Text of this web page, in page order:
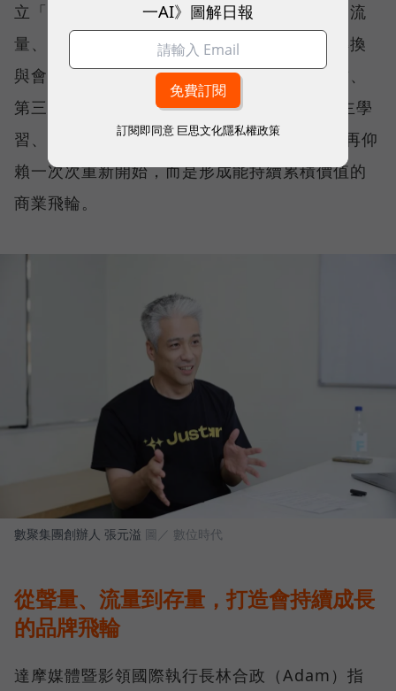
立「數聚集團」，並提出全台首創的「聲量、流
量、存量」行銷飛輪，串聯品牌曝光、流量轉換
與會員經營三大階段。並整合第一方、第二方、
第三方數據與生成式 AI，協助企業打造能自主學
習、持續優化的 AI 成長引擎，讓品牌成長不再仰
賴一次次重新開始，而是形成能持續累積價值的
商業飛輪。
數聚集團創辦人 張元溢 圖／ 數位時代
從聲量、流量到存量，打造會持續成長
的品牌飛輪
達摩媒體暨影領國際執行長林合政（Adam）指
一AI》圖解日報
訂閱即同意 巨思文化隱私權政策